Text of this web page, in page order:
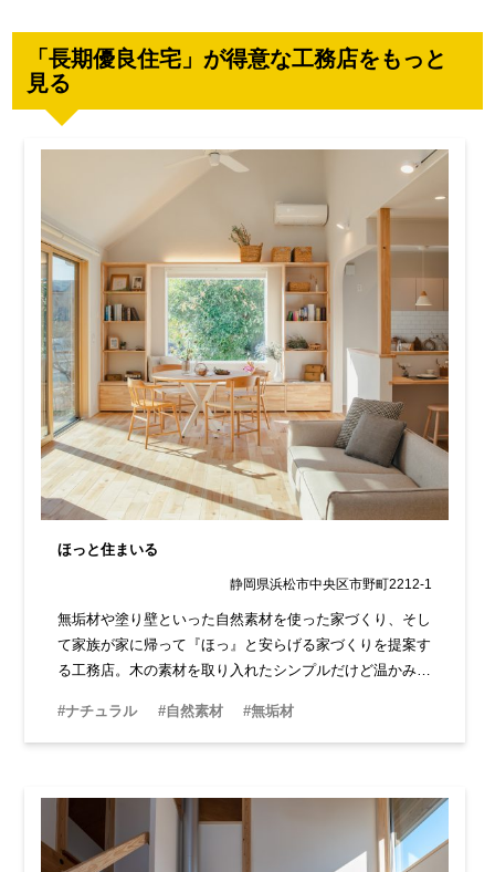
「長期優良住宅」が得意な工務店をもっと
見る
ほっと住まいる
静岡県浜松市中央区市野町2212-1
無垢材や塗り壁といった自然素材を使った家づくり、そし
て家族が家に帰って『ほっ』と安らげる家づくりを提案す
る工務店。木の素材を取り入れたシンプルだけど温かみの
インは女性らしくナチュラルなテイストです。
#ナチュラル #自然素材 #無垢材